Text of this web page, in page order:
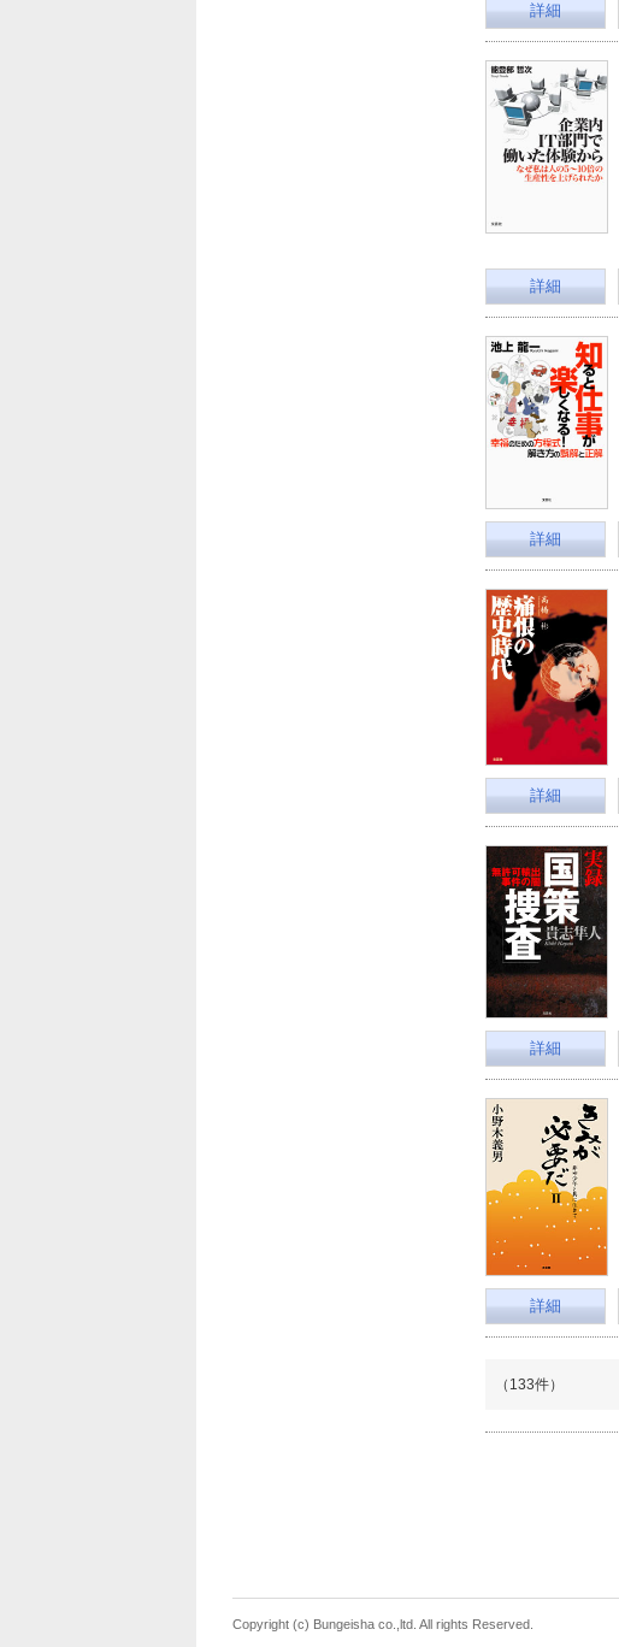
詳細
詳細
詳細
詳細
詳細
詳細
（133件）
Copyright (c) Bungeisha co.,ltd. All rights Reserved.